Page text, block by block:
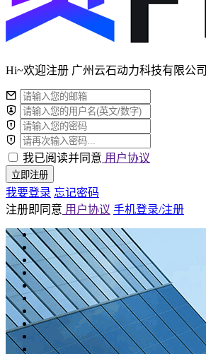
Hi~欢迎注册 广州云石动力科技有限公司
我已阅读并同意 用户协议
立即注册
我要登录 忘记密码
注册即同意 用户协议 手机登录/注册